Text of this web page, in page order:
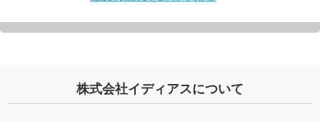
株式会社イディアスについて